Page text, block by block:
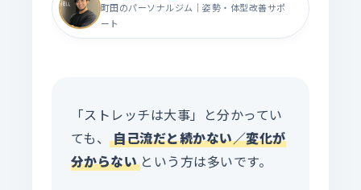
町田のパーソナルジム｜姿勢・体型改善サポ
ート
「ストレッチは大事」と分かってい
ても、自己流だと続かない／変化が
分からない という方は多いです。